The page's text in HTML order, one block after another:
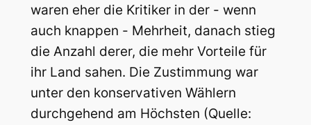
waren eher die Kritiker in der - wenn
auch knappen - Mehrheit, danach stieg
die Anzahl derer, die mehr Vorteile für
ihr Land sahen. Die Zustimmung war
unter den konservativen Wählern
durchgehend am Höchsten (Quelle: